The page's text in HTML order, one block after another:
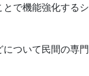
で機能強化するシ
ついて民間の専門